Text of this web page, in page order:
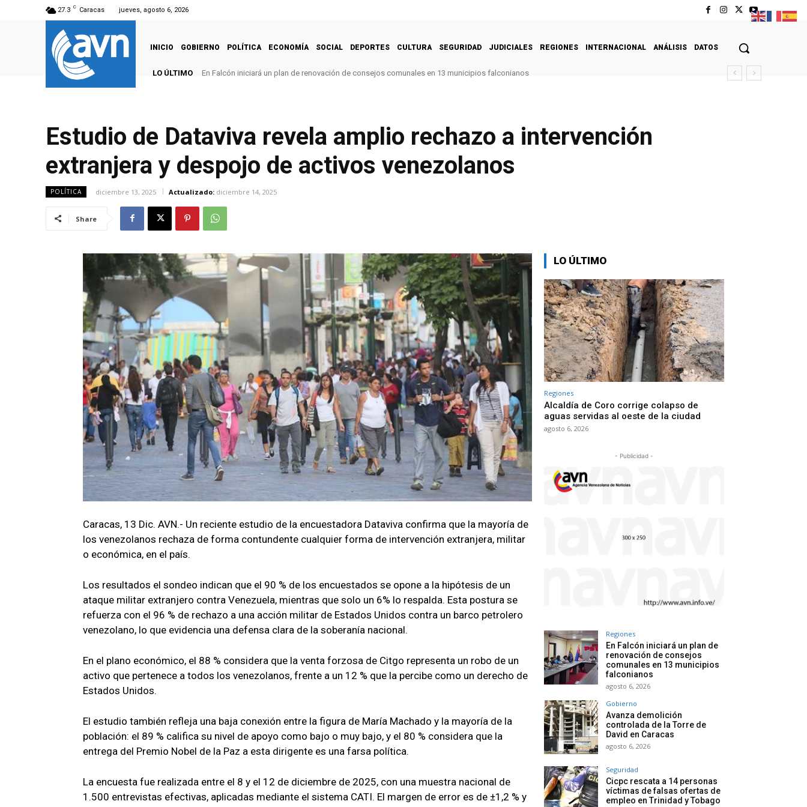
27.3 C Caracas jueves, agosto 6, 2026
INICIO GOBIERNO POLÍTICA ECONOMÍA SOCIAL DEPORTES CULTURA SEGURIDAD JUDICIALES REGIONES INTERNACIONAL ANÁLISIS DATOS
LO ÚLTIMO En Falcón iniciará un plan de renovación de consejos comunales en 13 municipios falconianos
Estudio de Dataviva revela amplio rechazo a intervención
extranjera y despojo de activos venezolanos
POLÍTICA diciembre 13, 2025 Actualizado: diciembre 14, 2025
Share
Caracas, 13 Dic. AVN.- Un reciente estudio de la encuestadora Dataviva confirma que la mayoría de
los venezolanos rechaza de forma contundente cualquier forma de intervención extranjera, militar
o económica, en el país.
Los resultados el sondeo indican que el 90 % de los encuestados se opone a la hipótesis de un
ataque militar extranjero contra Venezuela, mientras que solo un 6% lo respalda. Esta postura se
refuerza con el 96 % de rechazo a una acción militar de Estados Unidos contra un barco petrolero
venezolano, lo que evidencia una defensa clara de la soberanía nacional.
En el plano económico, el 88 % considera que la venta forzosa de Citgo representa un robo de un
activo que pertenece a todos los venezolanos, frente a un 12 % que la percibe como un derecho de
Estados Unidos.
El estudio también refleja una baja conexión entre la figura de María Machado y la mayoría de la
población: el 89 % califica su nivel de apoyo como bajo o muy bajo, y el 80 % considera que la
entrega del Premio Nobel de la Paz a esta dirigente es una farsa política.
La encuesta fue realizada entre el 8 y el 12 de diciembre de 2025, con una muestra nacional de
1.500 entrevistas efectivas, aplicadas mediante el sistema CATI. El margen de error es de ±1,2 % y
LO ÚLTIMO
Regiones
Alcaldía de Coro corrige colapso de
aguas servidas al oeste de la ciudad
agosto 6, 2026
- Publicidad -
Regiones
En Falcón iniciará un plan de
renovación de consejos
comunales en 13 municipios
falconianos
agosto 6, 2026
Gobierno
Avanza demolición
controlada de la Torre de
David en Caracas
agosto 6, 2026
Seguridad
Cicpc rescata a 14 personas
víctimas de falsas ofertas de
empleo en Trinidad y Tobago